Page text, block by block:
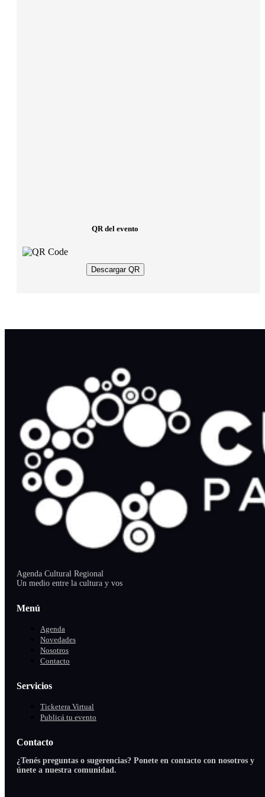
QR del evento
Descargar QR
Agenda Cultural Regional
Un medio entre la cultura y vos
Menú
Agenda
Novedades
Nosotros
Contacto
Servicios
Ticketera Virtual
Publicá tu evento
Contacto
¿Tenés preguntas o sugerencias? Ponete en contacto con nosotros y
únete a nuestra comunidad.